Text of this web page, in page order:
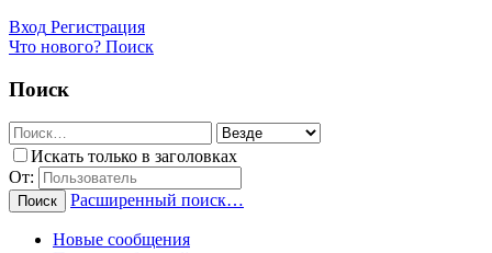
Вход Регистрация
Что нового? Поиск
Поиск
Искать только в заголовках
От:
Поиск Расширенный поиск…
Новые сообщения